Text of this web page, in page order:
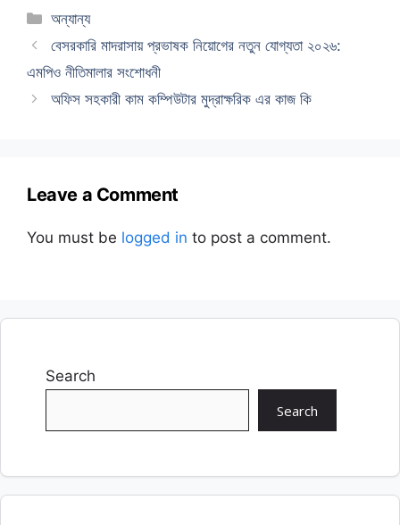
Categories
অন্যান্য
বেসরকারি মাদরাসায় প্রভাষক নিয়োগের নতুন যোগ্যতা ২০২৬:
এমপিও নীতিমালার সংশোধনী
অফিস সহকারী কাম কম্পিউটার মুদ্রাক্ষরিক এর কাজ কি
Leave a Comment
You must be logged in to post a comment.
Search
Search